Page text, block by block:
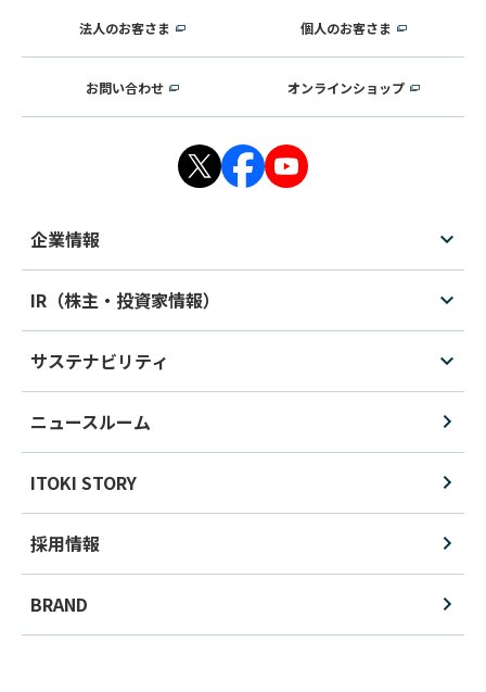
法人のお客さま 個人のお客さま
お問い合わせ オンラインショップ
企業情報
IR（株主・投資家情報）
サステナビリティ
ニュースルーム
ITOKI STORY
採用情報
BRAND